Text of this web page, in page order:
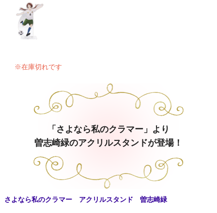
※在庫切れです
「さよなら私のクラマー」より
曽志崎緑のアクリルスタンドが登場！
さよなら私のクラマー アクリルスタンド 曽志崎緑